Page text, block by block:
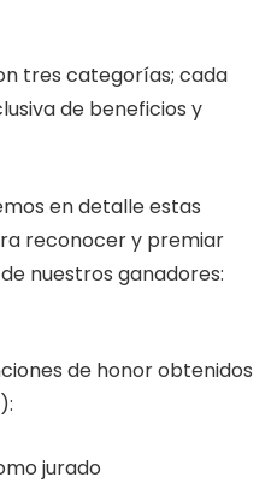
tres categorías; cada
de beneficios y
en detalle estas
reconocer y premiar
nuestros ganadores:
de honor obtenidos
jurado